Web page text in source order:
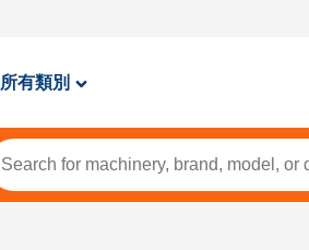
所有類別